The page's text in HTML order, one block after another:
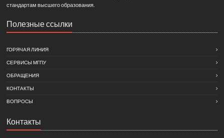
стандартам высшего образования.
Полезные ссылки
ГОРЯЧАЯ ЛИНИЯ
СЕРВИСЫ МГПУ
ОБРАЩЕНИЯ
КОНТАКТЫ
ВОПРОСЫ
Контакты